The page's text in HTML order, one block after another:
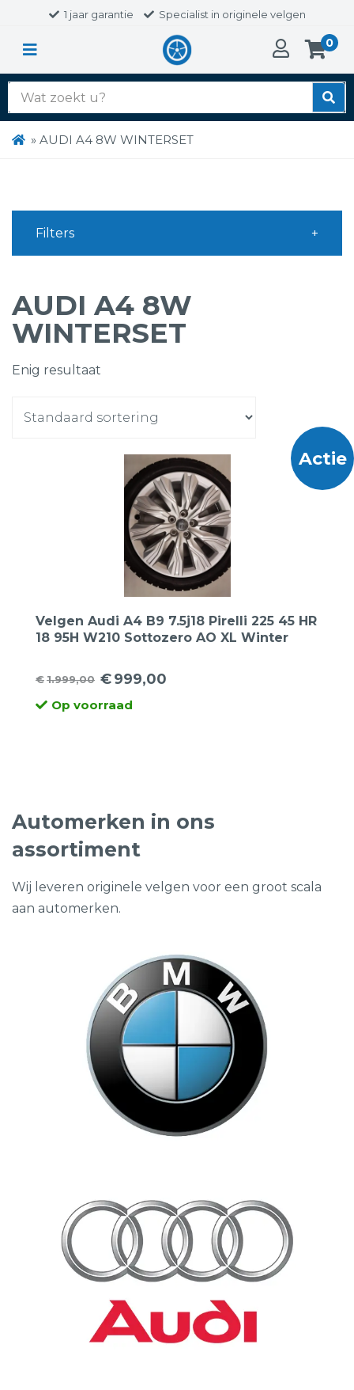
1 jaar garantie Specialist in originele velgen
0
Zoek
naar:
» AUDI A4 8W WINTERSET
AUDI A4 8W
WINTERSET
Enig resultaat
Actie
Velgen Audi A4 B9 7.5j18 Pirelli 225 45 HR
18 95H W210 Sottozero AO XL Winter
€1.999,00
Oorspronkelijke
prijs
€999,00
Huidige
prijsOp voorraad
Filters
Automerken in ons
assortiment
Wij leveren originele velgen voor een groot scala
aan automerken.